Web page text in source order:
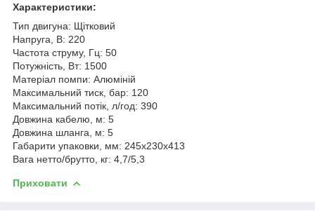
Характеристики:
Тип двигуна: Щітковий
Напруга, В: 220
Частота струму, Гц: 50
Потужність, Вт: 1500
Матеріал помпи: Алюміній
Максимальний тиск, бар: 120
Максимальний потік, л/год: 390
Довжина кабелю, м: 5
Довжина шланга, м: 5
Габарити упаковки, мм: 245х230х413
Вага нетто/брутто, кг: 4,7/5,3
Приховати